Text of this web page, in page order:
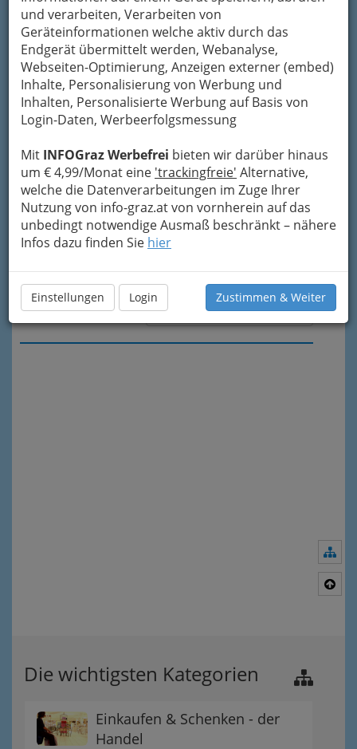
und verarbeiten, Verarbeiten von
Geräteinformationen welche aktiv durch das
Endgerät übermittelt werden, Webanalyse,
Webseiten-Optimierung, Anzeigen externer (embed)
Inhalte, Personalisierung von Werbung und
Inhalten, Personalisierte Werbung auf Basis von
Login-Daten, Werbeerfolgsmessung
Mit INFOGraz Werbefrei bieten wir darüber hinaus
um € 4,99/Monat eine 'trackingfreie' Alternative,
welche die Datenverarbeitungen im Zuge Ihrer
Nutzung von info-graz.at von vornherein auf das
unbedingt notwendige Ausmaß beschränkt – nähere
Infos dazu finden Sie hier
Einstellungen Login Zustimmen & Weiter
Mein Betreff
Meine Nachricht
Meine Nachricht senden
Die wichtigsten Kategorien
Einkaufen & Schenken - der
Handel